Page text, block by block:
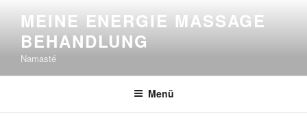
springen
MEINE ENERGIE MASSAGE
BEHANDLUNG
Namasté
Menü